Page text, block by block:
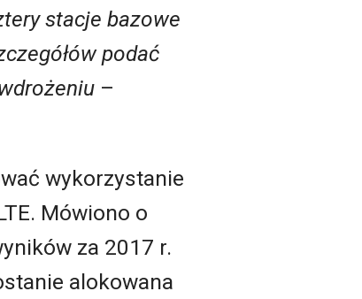
stacje bazowe
podać
–
wykorzystanie
Mówiono o
za 2017 r.
alokowana